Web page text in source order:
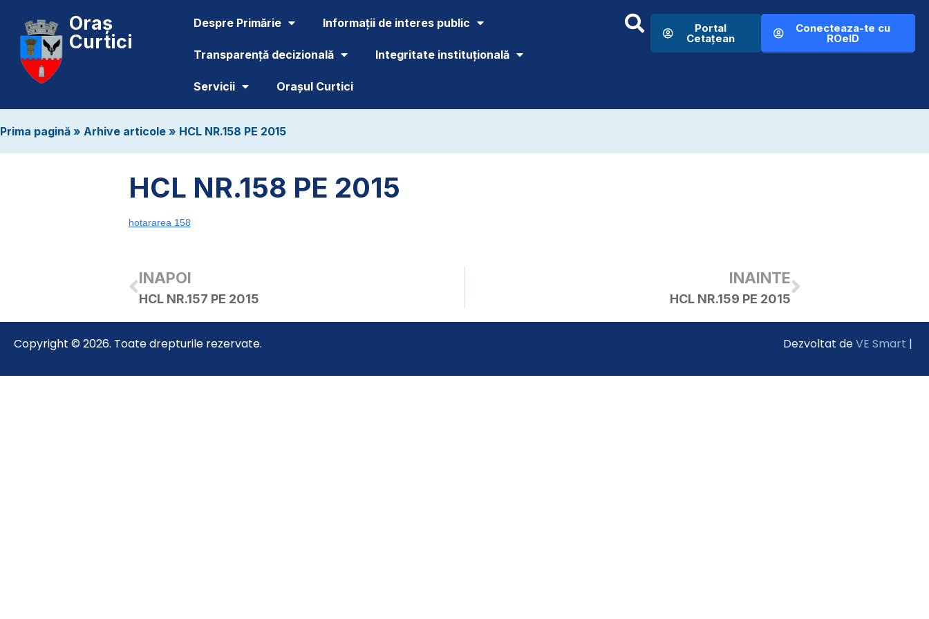
Oraș
Curtici
Despre Primărie Informații de interes public
Transparență decizională Integritate instituțională
Servicii Orașul Curtici
Portal
Cetațean
Conecteaza-te cu
ROeID
Prima pagină » Arhive articole » HCL NR.158 PE 2015
HCL NR.158 PE 2015
hotararea 158
INAPOI
HCL NR.157 PE 2015
INAINTE
HCL NR.159 PE 2015
Copyright © 2026. Toate drepturile rezervate. Dezvoltat deVE Smart |